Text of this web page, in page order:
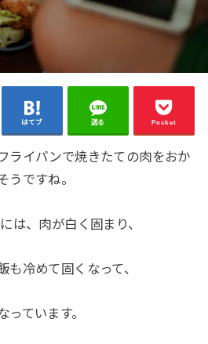
はてブ 送る Pocket
ライパンで焼きたての肉をおか
うですね。
は、肉が白く固まり、
も冷めて固くなって、
っています。